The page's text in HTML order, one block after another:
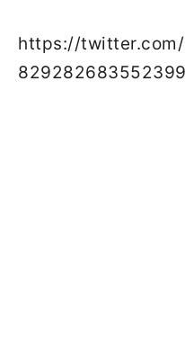
https://twitter.com/